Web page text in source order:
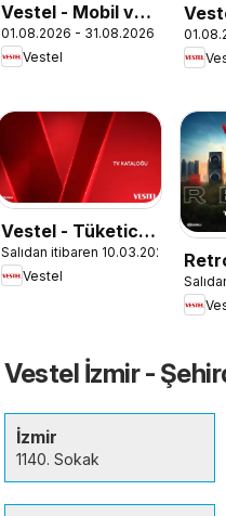
Vestel - Mobil ve
Akıllı Ürünler
01.08.2026 - 31.08.2026
Vestel
Vestel - Tüketici
Elektroniği
Katalog
Salıdan itibaren 10.03.2026
Vestel
Vestel İzmir -
İzmir
1140. Sokak